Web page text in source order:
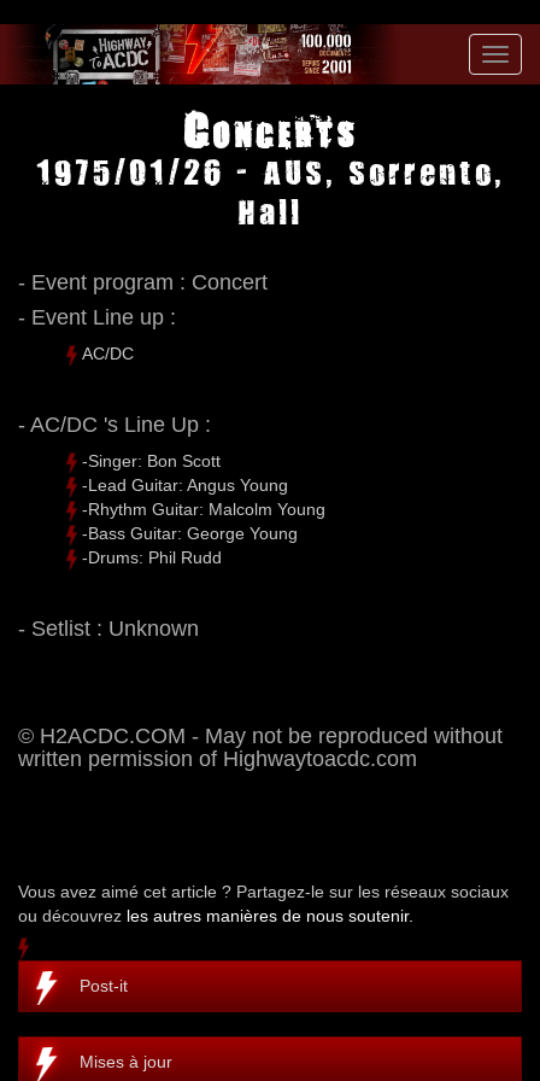
Concerts
1975/01/26 - AUS, Sorrento,
Hall
- Event program : Concert
- Event Line up :
AC/DC
- AC/DC 's Line Up :
-Singer: Bon Scott
-Lead Guitar: Angus Young
-Rhythm Guitar: Malcolm Young
-Bass Guitar: George Young
-Drums: Phil Rudd
- Setlist : Unknown
© H2ACDC.COM - May not be reproduced without
written permission of Highwaytoacdc.com
Vous avez aimé cet article ? Partagez-le sur les réseaux sociaux
ou découvrez les autres manières de nous soutenir.
Post-it
Mises à jour